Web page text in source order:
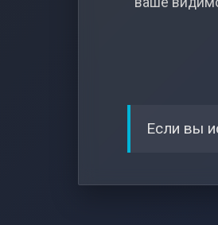
Если вы